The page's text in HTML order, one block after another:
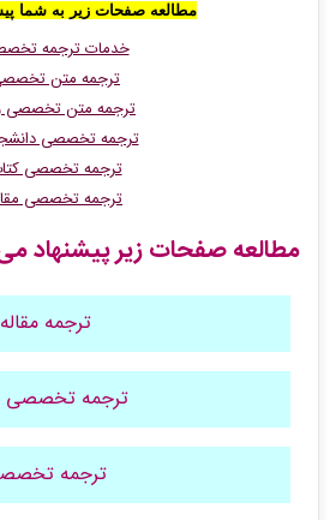
مطالعه صفحات زیر به شما
خدمات ترجمه
ترجمه متن
ترجمه متن تخصصی
ترجمه تخصصی
ترجمه تخصصی
ترجمه تخصصی
مطالعه صفحات زیر پیشنهاد
ترجمه مقاله
ترجمه تخصصی
ترجمه